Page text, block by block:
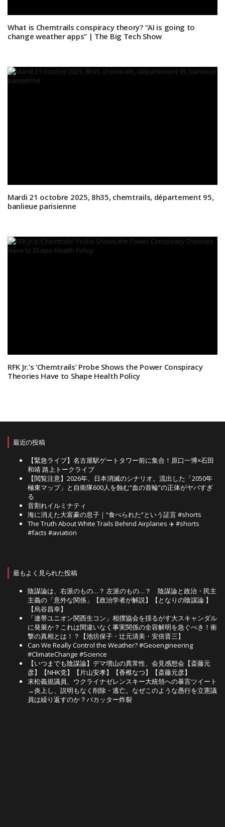
What is Chemtrails conspiracy theory? “AI is going to
change weather apps” | The Big Tech Show
Mardi 21 octobre 2025, 8h35, chemtrails, département 95,
banlieue parisienne
RFK Jr.’s ‘Chemtrails’ Probe Shows the Power Conspiracy
Theories Have to Shape Health Policy
最近の投稿
【緊急ライブ】名古屋駅ゲートタワー前に集合！原口一博×石田
和靖 路上トークライブ
【閲覧注意】2026年、日本消滅のシナリオ。流出した「2050年
極東マップ」と自衛隊600人を蝕む“血の首輪”の正体がヤバすぎ
る
音割れイルミナティ
海に消えた大富豪の息子｜“食べられた”という証言 #shorts
The Truth About White Trails Behind Airplanes ✈️ #shorts
#facts #aviation⁠
最もよく見られた投稿
陰謀論は、右派のもの…？ 左派のもの…？ 陰謀論と政治・民主
主義の「意外な関係」【政治学者が解説】【となりの陰謀論 】
【烏谷昌幸】
「連帯ユニオン関西生コン」相撲協会を揺るがす大スキャンダル
に発展か？これは間違いなく事実関係の全容解明を急ぐべき！衝
撃の真相とは！？【池坊保子・辻元清美・安倍晋三】
Can We Really Control the Weather? #Geoengineering
#ClimateChange #Science
【いつまでも陰謀論】デマ増山の異常性、会見感想会【斎藤元
彦】【NHK党】【片山安孝】【香椎なつ】【斎藤元彦】
末松義規議員、ウクライナゼレンスキー大統領への暴言ツイート
→炎上し、説明もなく削除・逃亡。なぜこのような愚行を立憲議
員は繰り返すのか？バカッター炸裂